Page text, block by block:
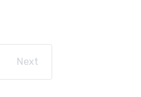
Next